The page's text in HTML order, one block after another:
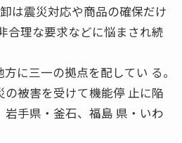
は震災対応や商品の確保だけ
合理な要求などに悩まされ続
に三一の拠点を配してい る。
被害を受けて機能停 止に陥
手県・釜石、福島 県・いわ